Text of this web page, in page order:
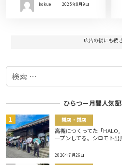
kokue 2025年8月9日
広告の後にも続
検
ひらつー月間人気
開店・閉店
高槻につくってた「
ープンしてる。シロモト
2026年7月26日